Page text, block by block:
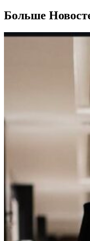
Больше